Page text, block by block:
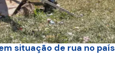
situação de rua no país